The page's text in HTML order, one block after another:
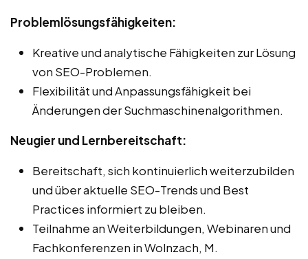
Problemlösungsfähigkeiten:
Kreative und analytische Fähigkeiten zur Lösung
von SEO-Problemen.
Flexibilität und Anpassungsfähigkeit bei
Änderungen der Suchmaschinenalgorithmen.
Neugier und Lernbereitschaft:
Bereitschaft, sich kontinuierlich weiterzubilden
und über aktuelle SEO-Trends und Best
Practices informiert zu bleiben.
Teilnahme an Weiterbildungen, Webinaren und
Fachkonferenzen in Wolnzach, M.